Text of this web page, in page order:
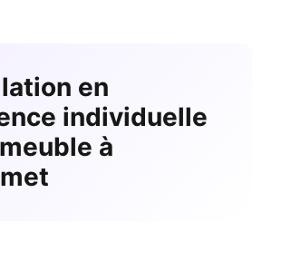
en
individuelle
à